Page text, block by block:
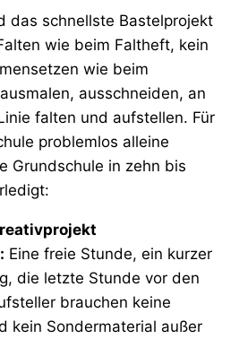
das schnellste Bastelprojekt
wie beim Faltheft, kein
wie beim
ausschneiden, an
falten und aufstellen. Für
problemlos alleine
Grundschule in zehn bis
Eine freie Stunde, ein kurzer
die letzte Stunde vor den
brauchen keine
kein Sondermaterial außer